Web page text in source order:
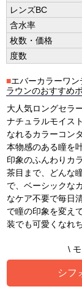
レンズBC
含水率
枚数・価格
度数
■エバーカラーワ
ラウンのおすすめ
大人気ロングセラ
ナチュラルモイス
なれるカラーコン
本物感のある瞳を
印象のふんわりカ
茶目まで、どんな
で、ベーシックな
なケア不要で毎日
で瞳の印象を変え
装でも可愛くなれ
\
シフ